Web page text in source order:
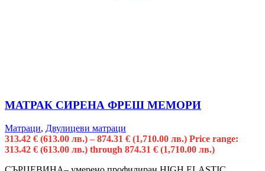
МАТРАК СИРЕНА ФРЕШ МЕМОРИ
Матраци, Двулицеви матраци
313.42 € (613.00 лв.) – 874.31 € (1,710.00 лв.) Price range:
313.42 € (613.00 лв.) through 874.31 € (1,710.00 лв.)